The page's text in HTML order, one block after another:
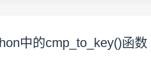
中的cmp_to_key()函数